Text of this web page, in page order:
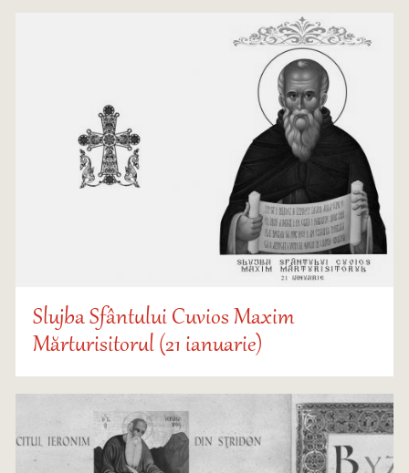
Slujba Sfântului Cuvios Maxim
Mărturisitorul (21 ianuarie)